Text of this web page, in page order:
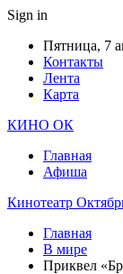
Sign in
Пятница, 7
Контакты
Лента
Карта
КИНО ОК
Главная
Афиша
Кинотеатр
Главная
В мире
Приквел